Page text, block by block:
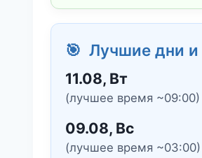
🎯 Лучшие дни и
11.08, Вт
(лучшее время ~09:00)
09.08, Вс
(лучшее время ~03:00)